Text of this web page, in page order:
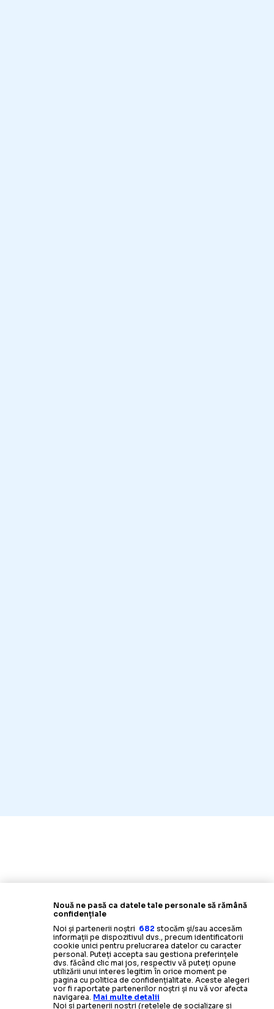
Nouă ne pasă ca datele tale personale să rămână
confidențiale
Noi și partenerii noștri 682 stocăm și/sau accesăm
informații pe dispozitivul dvs., precum identificatorii
cookie unici pentru prelucrarea datelor cu caracter
personal. Puteți accepta sau gestiona preferințele
dvs. făcând clic mai jos, respectiv vă puteți opune
utilizării unui interes legitim în orice moment pe
pagina cu politica de confidențialitate. Aceste alegeri
vor fi raportate partenerilor noștri și nu vă vor afecta
navigarea. Mai multe detalii
Noi si partenerii nostri (retelele de socializare si